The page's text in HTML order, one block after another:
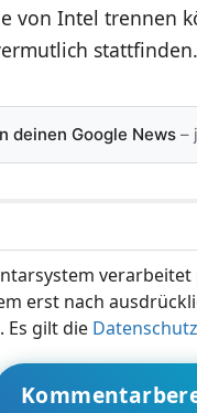
von Intel trennen
stattfinden.
deinen Google News–
erst nach
Es gilt die